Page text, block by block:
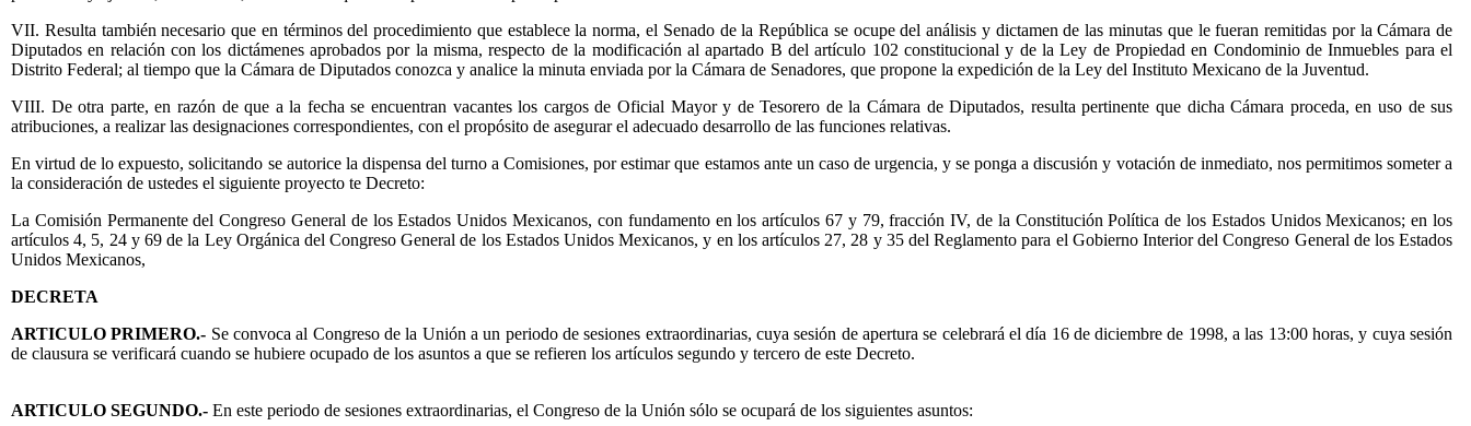
VII. Resulta también necesario que en términos del procedimiento que establece la norma, el Senado de la República se ocupe del análisis y dictamen de las minutas que le fueran remitidas por la Cámara de
Diputados en relación con los dictámenes aprobados por la misma, respecto de la modificación al apartado B del artículo 102 constitucional y de la Ley de Propiedad en Condominio de Inmuebles para el
Distrito Federal; al tiempo que la Cámara de Diputados conozca y analice la minuta enviada por la Cámara de Senadores, que propone la expedición de la Ley del Instituto Mexicano de la Juventud.
VIII. De otra parte, en razón de que a la fecha se encuentran vacantes los cargos de Oficial Mayor y de Tesorero de la Cámara de Diputados, resulta pertinente que dicha Cámara proceda, en uso de sus
atribuciones, a realizar las designaciones correspondientes, con el propósito de asegurar el adecuado desarrollo de las funciones relativas.
En virtud de lo expuesto, solicitando se autorice la dispensa del turno a Comisiones, por estimar que estamos ante un caso de urgencia, y se ponga a discusión y votación de inmediato, nos permitimos someter a
la consideración de ustedes el siguiente proyecto te Decreto:
La Comisión Permanente del Congreso General de los Estados Unidos Mexicanos, con fundamento en los artículos 67 y 79, fracción IV, de la Constitución Política de los Estados Unidos Mexicanos; en los
artículos 4, 5, 24 y 69 de la Ley Orgánica del Congreso General de los Estados Unidos Mexicanos, y en los artículos 27, 28 y 35 del Reglamento para el Gobierno Interior del Congreso General de los Estados
Unidos Mexicanos,
DECRETA
ARTICULO PRIMERO.- Se convoca al Congreso de la Unión a un periodo de sesiones extraordinarias, cuya sesión de apertura se celebrará el día 16 de diciembre de 1998, a las 13:00 horas, y cuya sesión
de clausura se verificará cuando se hubiere ocupado de los asuntos a que se refieren los artículos segundo y tercero de este Decreto.
ARTICULO SEGUNDO.- En este periodo de sesiones extraordinarias, el Congreso de la Unión sólo se ocupará de los siguientes asuntos: